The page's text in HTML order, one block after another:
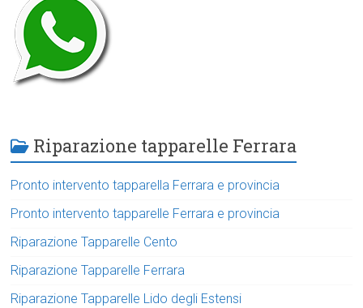
Riparazione tapparelle Ferrara
Pronto intervento tapparella Ferrara e provincia
Pronto intervento tapparelle Ferrara e provincia
Riparazione Tapparelle Cento
Riparazione Tapparelle Ferrara
Riparazione Tapparelle Lido degli Estensi